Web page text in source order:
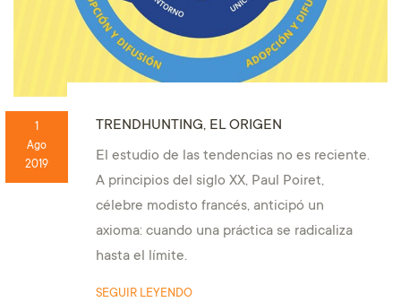
1
Ago
2019
TRENDHUNTING, EL ORIGEN
El estudio de las tendencias no es reciente.
A principios del siglo XX, Paul Poiret,
célebre modisto francés, anticipó un
axioma: cuando una práctica se radicaliza
hasta el límite.
SEGUIR LEYENDO